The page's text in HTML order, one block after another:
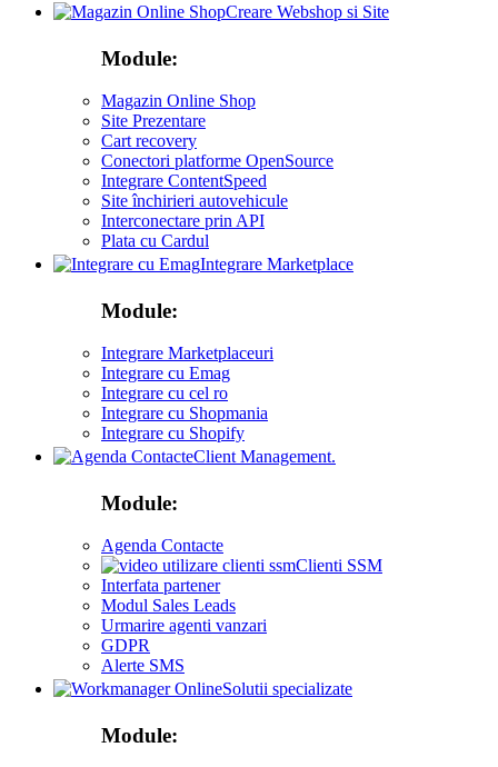
Creare Webshop si Site
Module:
Magazin Online Shop
Site Prezentare
Cart recovery
Conectori platforme OpenSource
Integrare ContentSpeed
Site închirieri autovehicule
Interconectare prin API
Plata cu Cardul
Integrare Marketplace
Module:
Integrare Marketplaceuri
Integrare cu Emag
Integrare cu cel ro
Integrare cu Shopmania
Integrare cu Shopify
Client Management.
Module:
Agenda Contacte
Clienti SSM
Interfata partener
Modul Sales Leads
Urmarire agenti vanzari
GDPR
Alerte SMS
Solutii specializate
Module: